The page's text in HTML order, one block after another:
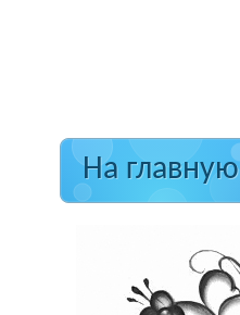
На главную